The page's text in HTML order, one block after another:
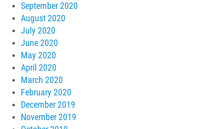
September 2020
August 2020
July 2020
June 2020
May 2020
April 2020
March 2020
February 2020
December 2019
November 2019